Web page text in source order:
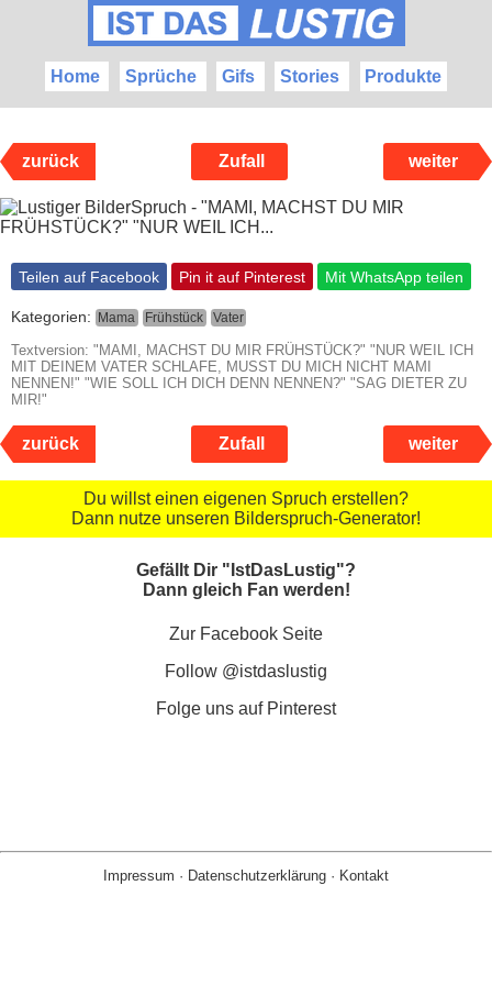
Home Sprüche Gifs Stories Produkte
zurück Zufall weiter
Teilen auf Facebook Pin it auf Pinterest Mit WhatsApp teilen
Kategorien: Mama Frühstück Vater
Textversion: "MAMI, MACHST DU MIR FRÜHSTÜCK?" "NUR WEIL ICH
MIT DEINEM VATER SCHLAFE, MUSST DU MICH NICHT MAMI
NENNEN!" "WIE SOLL ICH DICH DENN NENNEN?" "SAG DIETER ZU
MIR!"
zurück Zufall weiter
Du willst einen eigenen Spruch erstellen?
Dann nutze unseren Bilderspruch-Generator!
Gefällt Dir "IstDasLustig"?
Dann gleich Fan werden!
Zur Facebook Seite
Follow @istdaslustig
Folge uns auf Pinterest
Impressum · Datenschutzerklärung · Kontakt